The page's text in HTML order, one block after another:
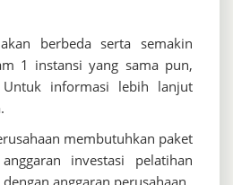
berbeda serta semakin
1 instansi yang sama pun,
informasi lebih lanjut
membutuhkan paket
investasi pelatihan